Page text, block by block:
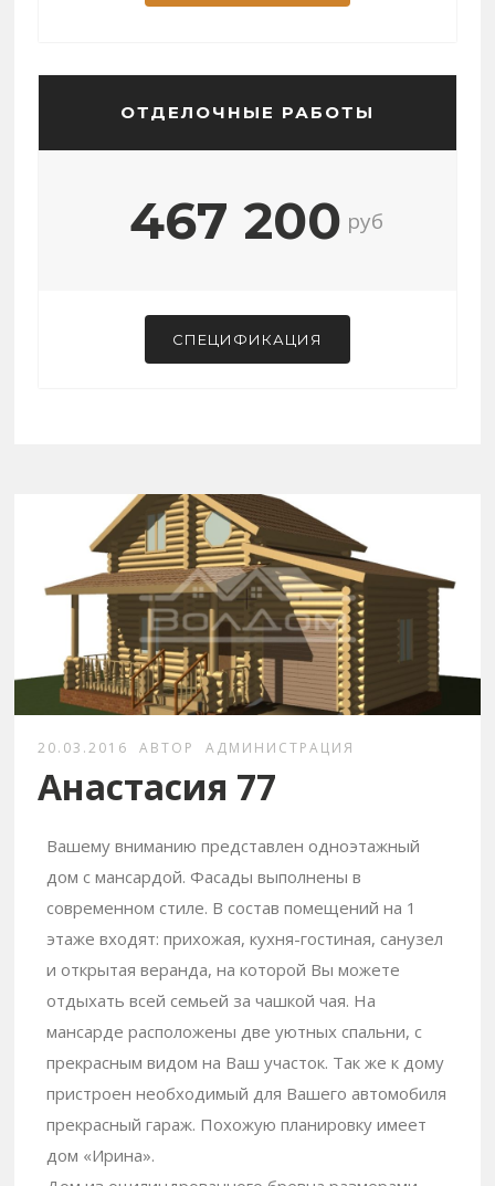
ОТДЕЛОЧНЫЕ РАБОТЫ
467 200 руб
СПЕЦИФИКАЦИЯ
20.03.2016 АВТОР АДМИНИСТРАЦИЯ
Анастасия 77
Вашему вниманию представлен одноэтажный
дом с мансардой. Фасады выполнены в
современном стиле. В состав помещений на 1
этаже входят: прихожая, кухня-гостиная, санузел
и открытая веранда, на которой Вы можете
отдыхать всей семьей за чашкой чая. На
мансарде расположены две уютных спальни, с
прекрасным видом на Ваш участок. Так же к дому
пристроен необходимый для Вашего автомобиля
прекрасный гараж. Похожую планировку имеет
дом «Ирина».